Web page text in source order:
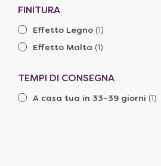
FINITURA
Effetto Legno (1)
Effetto Malta (1)
TEMPI DI CONSEGNA
A casa tua in 33~39 giorni (1)